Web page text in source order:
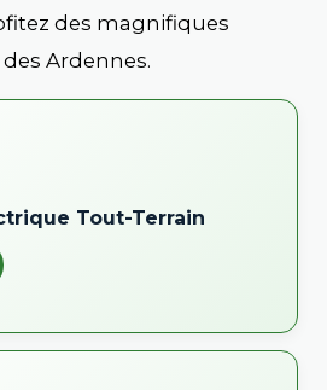
des magnifiques
Ardennes.
Tout-Terrain